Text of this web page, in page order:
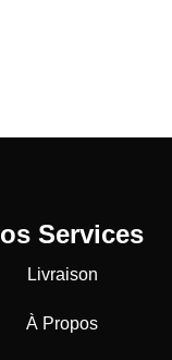
Services
Livraison
À Propos